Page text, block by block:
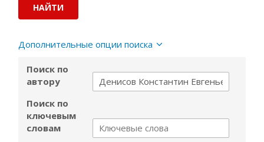
Дополнительные опции поиска
Поиск по
автору
Поиск по
ключевым
словам